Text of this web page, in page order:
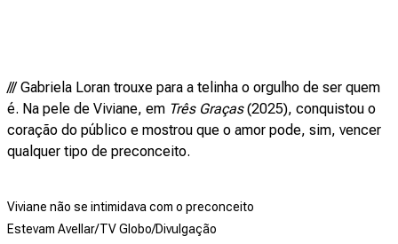
/// Gabriela Loran trouxe para a telinha o orgulho de ser quem
é. Na pele de Viviane, em Três Graças(2025), conquistou o
coração do público e mostrou que o amor pode, sim, vencer
qualquer tipo de preconceito.
Viviane não se intimidava com o preconceito
Estevam Avellar/TV Globo/Divulgação